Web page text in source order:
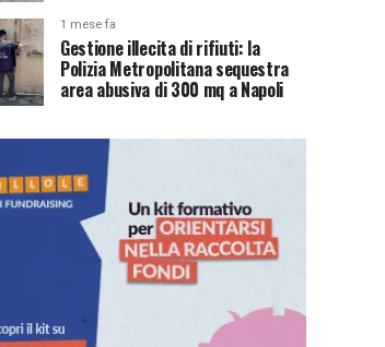
1 mese fa
Gestione illecita di rifiuti: la
Polizia Metropolitana sequestra
area abusiva di 300 mq a Napoli